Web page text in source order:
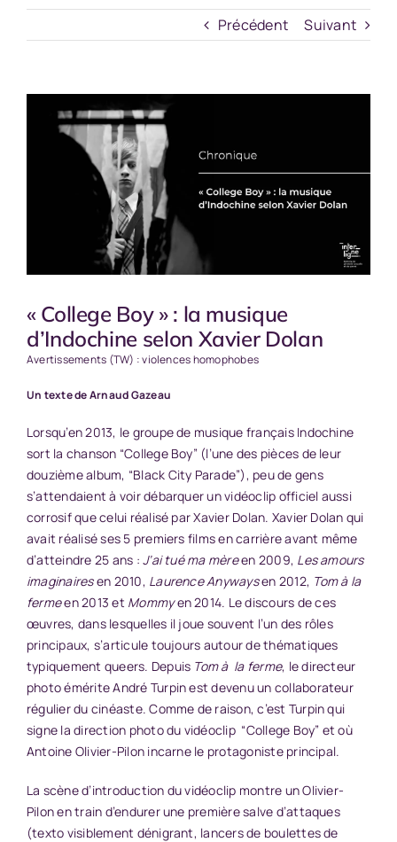
Précédent Suivant
l'image
agrandie
« College Boy » : la musique
d’Indochine selon Xavier Dolan
Avertissements (TW) : violences homophobes
Un texte de Arnaud Gazeau
Lorsqu’en 2013, le groupe de musique français Indochine
sort la chanson “College Boy” (l’une des pièces de leur
douzième album, “Black City Parade”), peu de gens
s’attendaient à voir débarquer un vidéoclip officiel aussi
corrosif que celui réalisé par Xavier Dolan. Xavier Dolan qui
avait réalisé ses 5 premiers films en carrière avant même
d’atteindre 25 ans :J’ai tué ma mèreen 2009, Les amours
imaginairesen 2010, Laurence Anywaysen 2012, Tom à la
fermeen 2013 et Mommyen 2014. Le discours de ces
œuvres, dans lesquelles il joue souvent l’un des rôles
principaux, s’articule toujours autour de thématiques
typiquement queers. Depuis Tom à la ferme, le directeur
photo émérite André Turpin est devenu un collaborateur
régulier du cinéaste. Comme de raison, c’est Turpin qui
signe la direction photo du vidéoclip “College Boy” et où
Antoine Olivier-Pilon incarne le protagoniste principal.
La scène d’introduction du vidéoclip montre un Olivier-
Pilon en train d’endurer une première salve d’attaques
(texto visiblement dénigrant, lancers de boulettes de